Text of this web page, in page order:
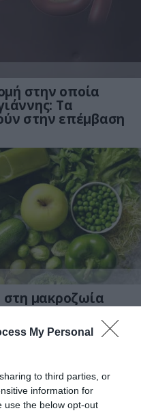
My Personal
to third parties, or
information for
use the below opt-out
στην οποία
Tα
στην επέμβαση
μακροζωία